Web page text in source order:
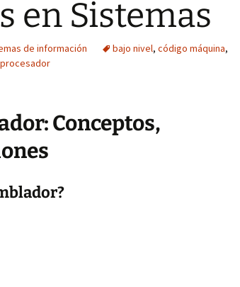
en Sistemas
de información bajo nivel, código máquina,
Conceptos,